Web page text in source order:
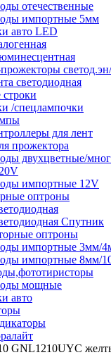
отечественные
импортные 5мм
авто LED
светодиодная
/спецлампочки
для лент
прожектора
двухцветные/
импортные 12V
оптроны
Спутник
оптроны
импортные 3мм/
импортные 8мм/
мощные
авто
GNL1210UYC